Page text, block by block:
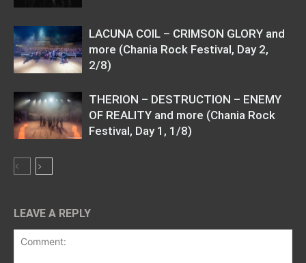
LACUNA COIL – CRIMSON GLORY and
more (Chania Rock Festival, Day 2,
2/8)
THERION – DESTRUCTION – ENEMY
OF REALITY and more (Chania Rock
Festival, Day 1, 1/8)
LEAVE A REPLY